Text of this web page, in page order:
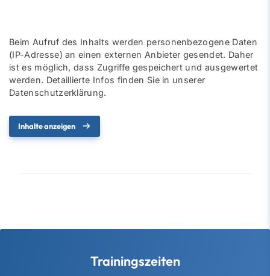
Beim Aufruf des Inhalts werden personenbezogene Daten
(IP-Adresse) an einen externen Anbieter gesendet. Daher
ist es möglich, dass Zugriffe gespeichert und ausgewertet
werden. Detaillierte Infos finden Sie in unserer
Datenschutzerklärung.
Inhalte anzeigen
Trainingszeiten